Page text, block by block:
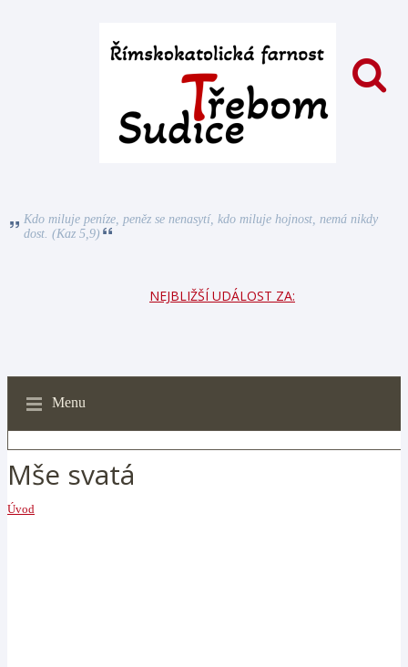
Kdo miluje peníze, peněz se nenasytí, kdo miluje hojnost, nemá nikdy
dost. (Kaz 5,9)
NEJBLIŽŠÍ UDÁLOST ZA:
Menu
Mše svatá
Úvod